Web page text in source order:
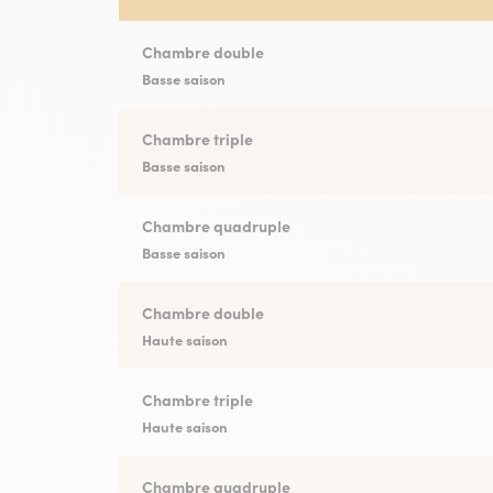
Chambre double
Basse saison
Chambre triple
Basse saison
Chambre quadruple
Basse saison
Chambre double
Haute saison
Chambre triple
Haute saison
Chambre quadruple